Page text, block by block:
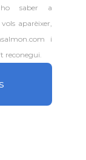
ho saber a
aparèixer,
i
reconegui.